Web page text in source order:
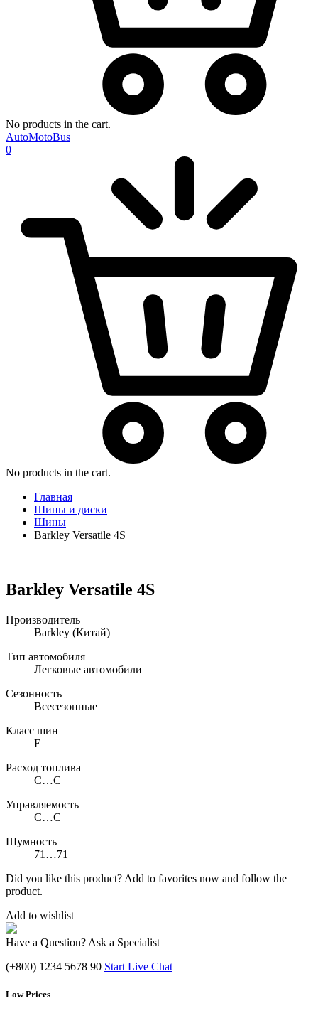
No products in the cart.
AutoMotoBus
0
No products in the cart.
Главная
Шины и диски
Шины
Barkley Versatile 4S
Barkley Versatile 4S
Производитель
Barkley (Китай)
Тип автомобиля
Легковые автомобили
Сезонность
Всесезонные
Класс шин
E
Расход топлива
C…C
Управляемость
C…C
Шумность
71…71
Did you like this product? Add to favorites now and follow the
product.
Add to wishlist
Have a Question? Ask a Specialist
(+800) 1234 5678 90 Start Live Chat
Low Prices